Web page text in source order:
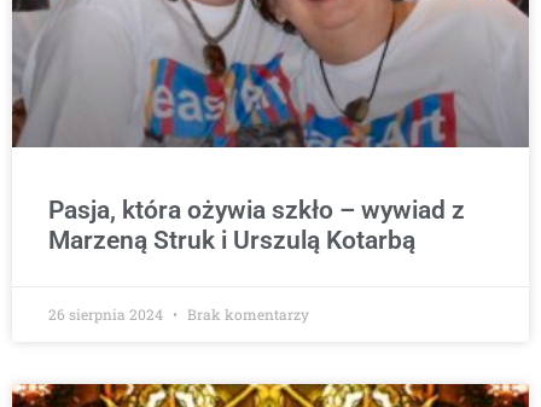
Pasja, która ożywia szkło – wywiad z
Marzeną Struk i Urszulą Kotarbą
26 sierpnia 2024 Brak komentarzy